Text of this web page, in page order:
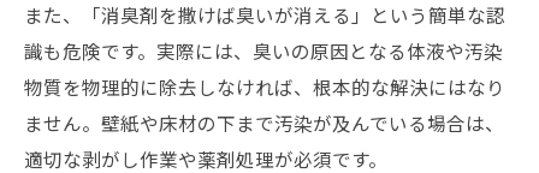
また、「消臭剤を撒けば臭いが消える」という簡単な認
識も危険です。実際には、臭いの原因となる体液や汚染
物質を物理的に除去しなければ、根本的な解決にはなり
ません。壁紙や床材の下まで汚染が及んでいる場合は、
適切な剥がし作業や薬剤処理が必須です。